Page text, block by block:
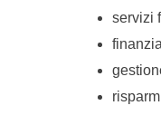
servizi